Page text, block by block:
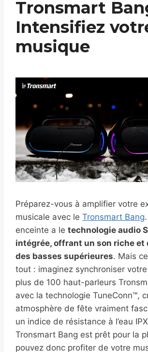
Tronsmart
Intensifiez
musique
Préparez-vous à amplifier votre
musicale avec le Tronsmart Bang
enceinte a le technologie audio
intégrée, offrant un son riche et
des basses supérieures. Mais
tout : imaginez synchroniser
plus de 100 haut-parleurs
avec la technologie TuneConn™,
atmosphère de fête vraiment
un indice de résistance à l’eau
Tronsmart Bang est prêt pour la
pouvez donc profiter de votre